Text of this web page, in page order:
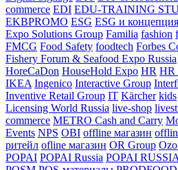
commerce EDI EDU-TRAINING
EKBPROMO ESG ESG и
Expo Solutions Group Familia fashion
FMCG Food Safety foodtech Forbes
Fishery Forum & Seafood Expo Russia
HoreCaDon HouseHold Expo HR HR
IKEA Ingenico Interactive Group
Inventive Retail Group IT Kärcher kids
Licensing World Russia live-shop
commerce METRO Cash and Carry
Events NPS OBI offline магазин
ритейл ofline магазин OR Group
POPAI POPAI Russia POPAI